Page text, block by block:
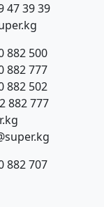
47 39 39
882 500
882 777
882 502
882 777
882 707